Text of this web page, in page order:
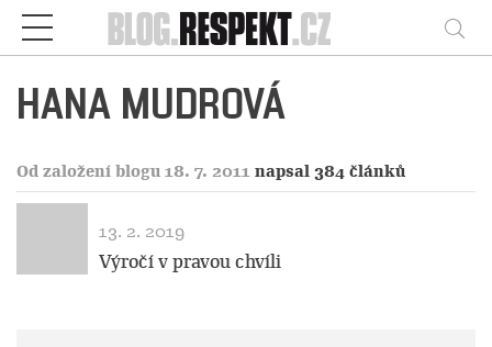
Respekt
HANA MUDROVÁ
Od založení blogu 18. 7. 2011 napsal 384 článků
13. 2. 2019
Výročí v pravou chvíli